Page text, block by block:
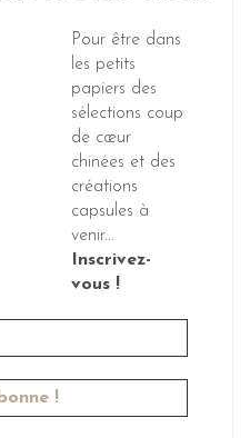
Pour être dans
les petits
papiers des
sélections coup
de cœur
chinées et des
créations
capsules à
venir...
Inscrivez-
vous !